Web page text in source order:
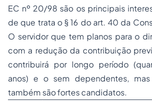
EC nº 20/98 são os principais
de que trata o § 16 do art. 40 da
O servidor que tem planos para o
com a redução da contribuição
contribuirá por longo período
anos) e o sem dependentes,
também são fortes candidatos.